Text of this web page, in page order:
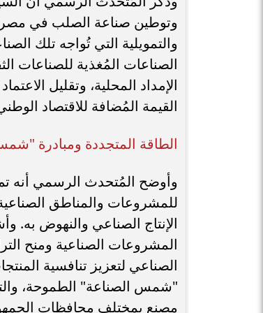
وتوطين صناعة الصلب في مصر؛
والتمويلية التي تُواجه تلك
الصناعات المُغذية للصناعات
الإمداد المحلية، وتقليل
القيمة المُضافة للاقتصاد
​الطاقة المتجددة ومبادرة
​وأوضح المُتحدث الرسمي أنه
للمشروعات والمناطق الصناعية
الإنتاج الصناعي والنهوض به.
المشروعات الصناعية ومنح
الصناعي لتعزيز تنافسية
مصنع بمختلف محافظات